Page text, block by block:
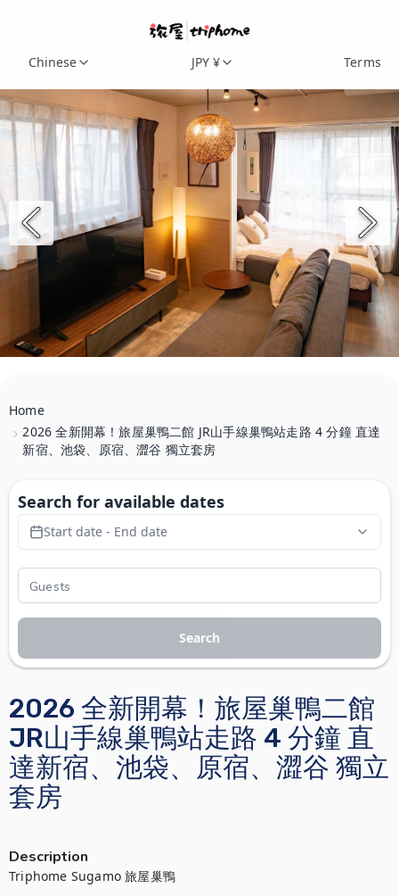
Chinese JPY ¥ Terms
Home
2026 全新開幕！旅屋巢鴨二館 JR山手線巢鴨站走路 4 分鐘 直達
新宿、池袋、原宿、澀谷 獨立套房
2026 全新開幕！旅屋巢鴨二館
JR山手線巢鴨站走路 4 分鐘 直
達新宿、池袋、原宿、澀谷 獨立
套房
Description
Triphome Sugamo 旅屋巢鴨
Search for available dates
Start date - End date
Search